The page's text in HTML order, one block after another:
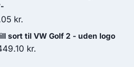
kr..
kr.
aktuelle
pris
sort til VW Golf 2 - uden logo
kr.